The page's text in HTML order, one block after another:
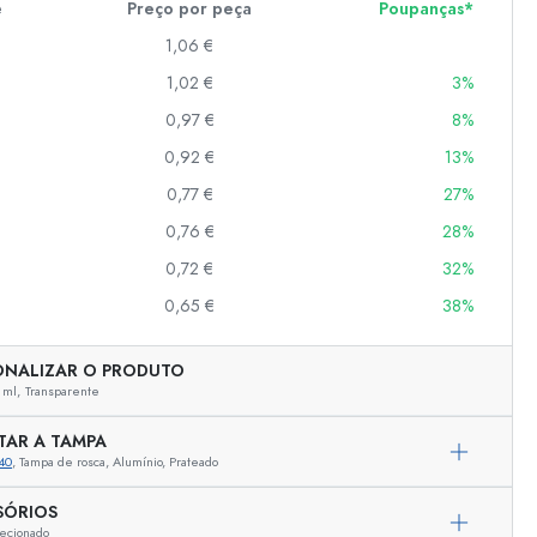
Representação exemplar
Preço por peça
Poupanças*
1,06 €
1,02 €
3%
0,97 €
8%
0,92 €
13%
0,77 €
27%
0,76 €
28%
0,72 €
32%
0,65 € 38%
O PRODUTO
ml, Transparente
A TAMPA
, Tampa de rosca, Alumínio, Prateado